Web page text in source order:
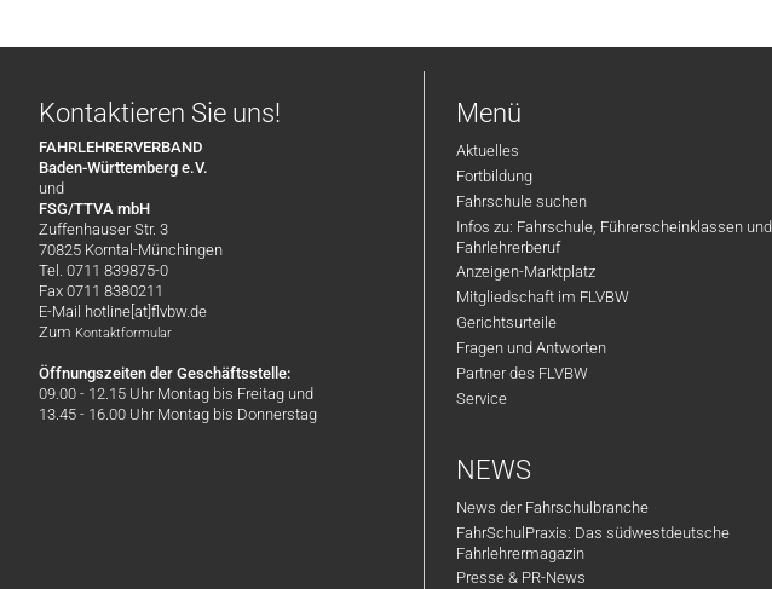
Kontaktieren Sie uns!
FAHRLEHRERVERBAND
Baden-Württemberg e.V.
und
FSG/TTVA mbH
Zuffenhauser Str. 3
70825 Korntal-Münchingen
Tel. 0711 839875-0
Fax 0711 8380211
E-Mail hotline[at]flvbw.de
Zum Kontaktformular
Öffnungszeiten der Geschäftsstelle:
09.00 - 12.15 Uhr Montag bis Freitag und
13.45 - 16.00 Uhr Montag bis Donnerstag
Menü
Aktuelles
Fortbildung
Fahrschule suchen
Infos zu: Fahrschule, Führerscheinklassen und
Fahrlehrerberuf
Anzeigen-Marktplatz
Mitgliedschaft im FLVBW
Gerichtsurteile
Fragen und Antworten
Partner des FLVBW
Service
NEWS
News der Fahrschulbranche
FahrSchulPraxis: Das südwestdeutsche
Fahrlehrermagazin
Presse & PR-News